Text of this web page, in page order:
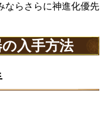
ならさらに神進化優先
入手方法